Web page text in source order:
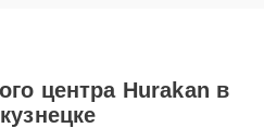
центра Hurakan в